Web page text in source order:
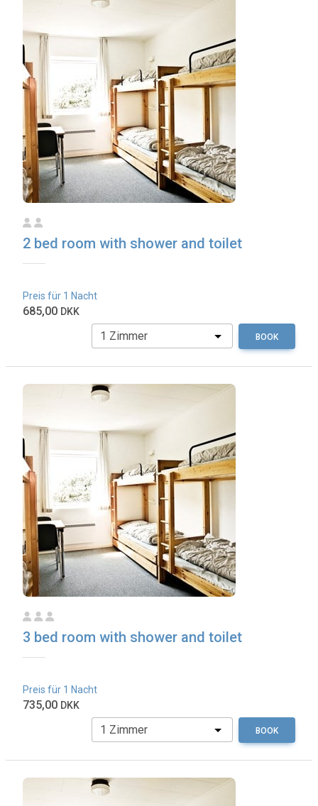
2 bed room with shower and toilet
Preis für 1 Nacht
685,00 DKK
BOOK
3 bed room with shower and toilet
Preis für 1 Nacht
735,00 DKK
BOOK